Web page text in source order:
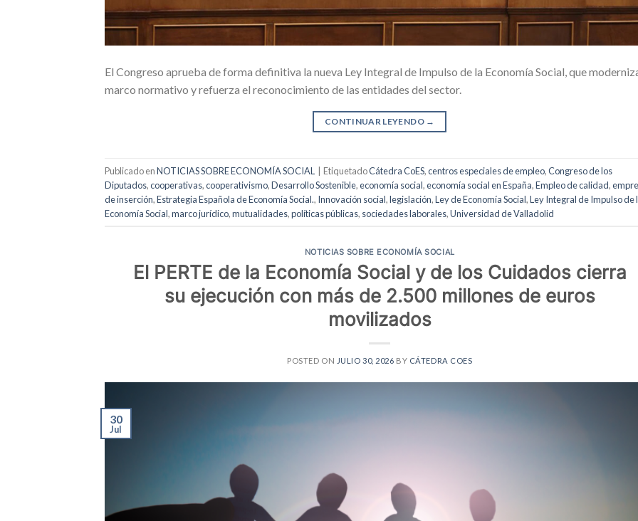
El Congreso aprueba de forma definitiva la nueva Ley Integral de Impulso de la Economía Social, que
marco normativo y refuerza el reconocimiento de las entidades del sector.
CONTINUAR LEYENDO →
Publicado enNOTICIAS SOBRE ECONOMÍA SOCIAL | EtiquetadoCátedra CoES,centros especiales de empleo,Congreso de los
Diputados,cooperativas,cooperativismo,Desarrollo Sostenible,economía social,economía social en España,Empleo de calidad,
de inserción,Estrategia Española de Economía Social., Innovación social,legislación,Ley de Economía Social,Ley Integral de Impulso de
Economía Social,marco jurídico,mutualidades,políticas públicas, sociedades laborales,Universidad de Valladolid
NOTICIAS SOBRE ECONOMÍA SOCIAL
El PERTE de la Economía Social y de los Cuidados cierra
su ejecución con más de 2.500 millones de euros
movilizados
POSTED ON JULIO 30, 2026 BY CÁTEDRA COES
30
Jul